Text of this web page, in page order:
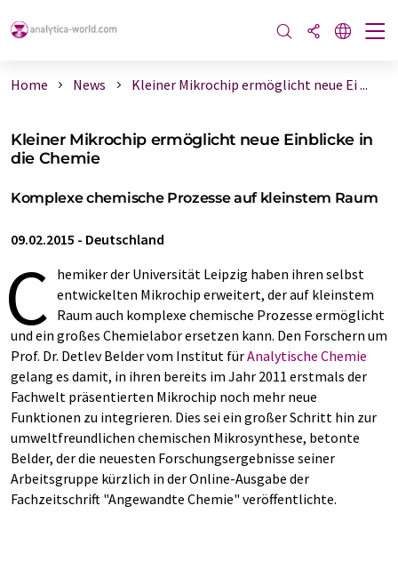
Home News Kleiner Mikrochip ermöglicht neue Ei ...
Kleiner Mikrochip ermöglicht neue Einblicke in
die Chemie
Komplexe chemische Prozesse auf kleinstem Raum
09.02.2015 - Deutschland
C hemiker der Universität Leipzig haben ihren selbst
entwickelten Mikrochip erweitert, der auf kleinstem
Raum auch komplexe chemische Prozesse ermöglicht
und ein großes Chemielabor ersetzen kann. Den Forschern um
Prof. Dr. Detlev Belder vom Institut fürAnalytische Chemie
gelang es damit, in ihren bereits im Jahr 2011 erstmals der
Fachwelt präsentierten Mikrochip noch mehr neue
Funktionen zu integrieren. Dies sei ein großer Schritt hin zur
umweltfreundlichen chemischen Mikrosynthese, betonte
Belder, der die neuesten Forschungsergebnisse seiner
Arbeitsgruppe kürzlich in der Online-Ausgabe der
Fachzeitschrift "Angewandte Chemie" veröffentlichte.